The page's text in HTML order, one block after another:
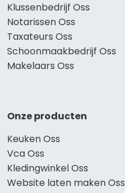
Klussenbedrijf Oss
Notarissen Oss
Taxateurs Oss
Schoonmaakbedrijf Oss
Makelaars Oss
Onze producten
Keuken Oss
Vca Oss
Kledingwinkel Oss
Website laten maken Oss